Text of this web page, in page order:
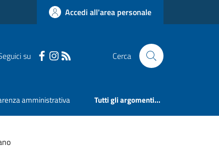
Accedi all'area personale
su Cerca
amministrativa Tutti gli argomenti...